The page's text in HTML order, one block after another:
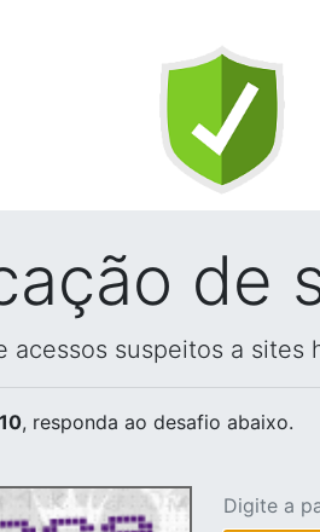
de
acessos suspeitos a sites
, responda ao desafio abaixo.
Digite a